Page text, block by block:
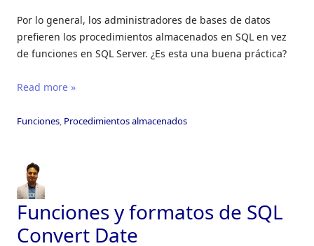
Por lo general, los administradores de bases de datos
prefieren los procedimientos almacenados en SQL en vez
de funciones en SQL Server. ¿Es esta una buena práctica?
Read more »
Funciones, Procedimientos almacenados
Funciones y formatos de SQL
Convert Date